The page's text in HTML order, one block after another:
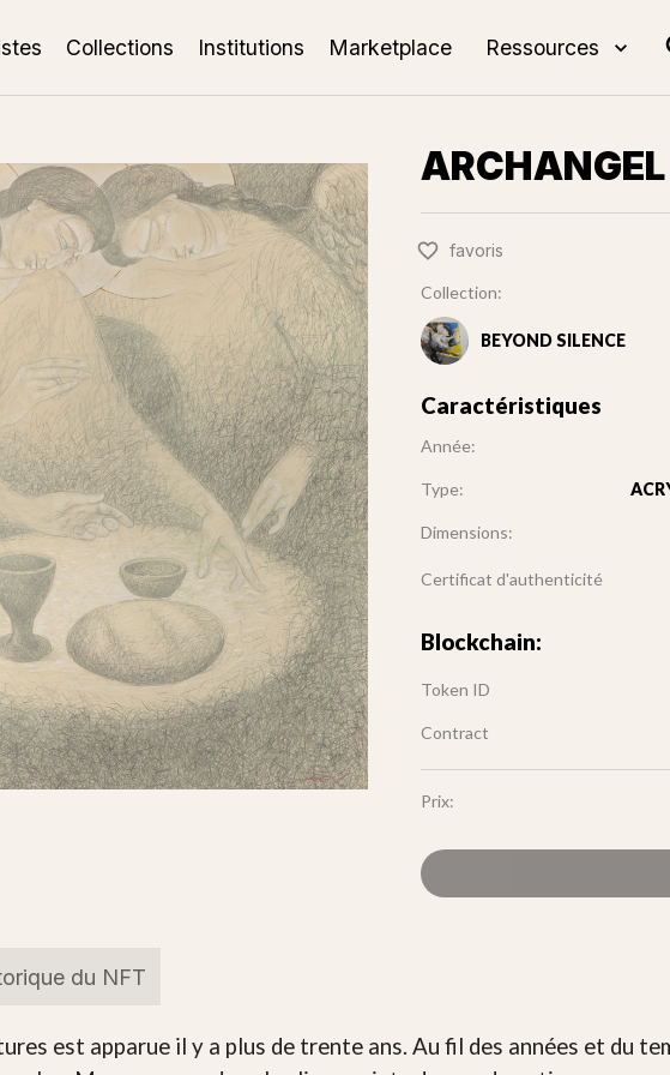
Collections Institutions Marketplace Ressources
favoris
Collection:
BEYOND SILENCE
Caractéristiques
Année:
Type:
Dimensions:
Certificat d'authenticité
Blockchain:
Token ID
Contract
Prix:
du NFT
est apparue il y a plus de trente ans. Au fil des années et du